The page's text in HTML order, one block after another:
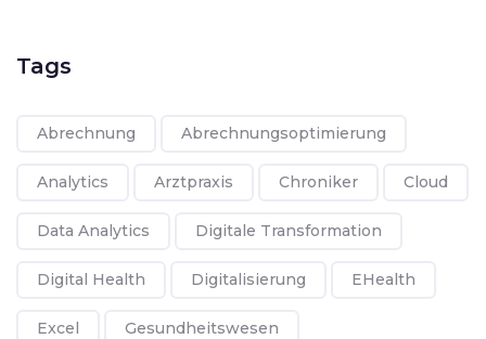
Tags
Abrechnung Abrechnungsoptimierung
Analytics Arztpraxis Chroniker Cloud
Data Analytics Digitale Transformation
Digital Health Digitalisierung EHealth
Excel Gesundheitswesen